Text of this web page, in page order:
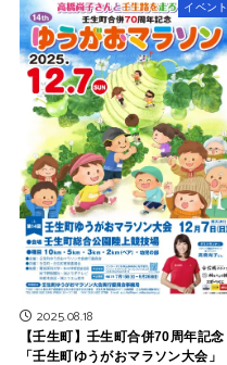
イベント
2025.08.18
【壬生町】壬生町合併70周年記念
「壬生町ゆうがおマラソン大会」